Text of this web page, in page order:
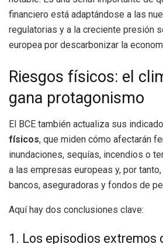
financiero está adaptándose a las
regulatorias y a la creciente presión
europea por descarbonizar la
Riesgos físicos: el
gana protagonismo
El BCE también actualiza sus
físicos, que miden cómo afectarán
inundaciones, sequías, incendios o
a las empresas europeas y, por
bancos, aseguradoras y fondos de
Aquí hay dos conclusiones clave:
1. Los episodios extremos